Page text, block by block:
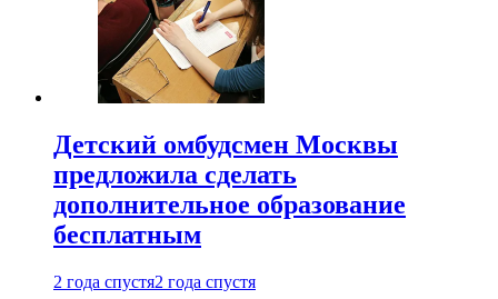
Детский омбудсмен Москвы
предложила сделать
дополнительное образование
бесплатным
2 года спустя2 года спустя